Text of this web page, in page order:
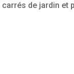
de jardin et